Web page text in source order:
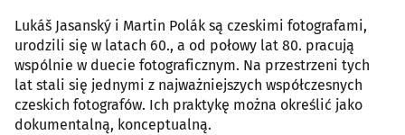
Lukáš Jasanský i Martin Polák są czeskimi fotografami,
urodzili się w latach 60., a od połowy lat 80. pracują
wspólnie w duecie fotograficznym. Na przestrzeni tych
lat stali się jednymi z najważniejszych współczesnych
czeskich fotografów. Ich praktykę można określić jako
dokumentalną, konceptualną.